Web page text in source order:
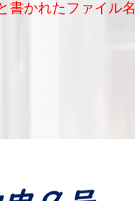
書かれたファイル名